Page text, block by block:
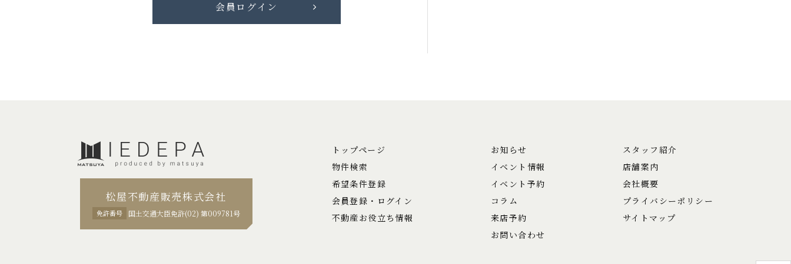
松屋不動産販売株式会社
免許番号 国土交通大臣免許(02) 第009781号
トップページ
物件検索
希望条件登録
会員登録・ログイン
不動産お役立ち情報
お知らせ
イベント情報
イベント予約
コラム
来店予約
お問い合わせ
スタッフ紹介
店舗案内
会社概要
プライバシーポリシー
サイトマップ